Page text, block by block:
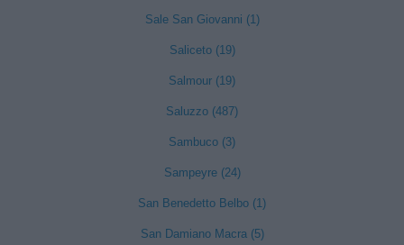
Sale San Giovanni (1)
Saliceto (19)
Salmour (19)
Saluzzo (487)
Sambuco (3)
Sampeyre (24)
San Benedetto Belbo (1)
San Damiano Macra (5)